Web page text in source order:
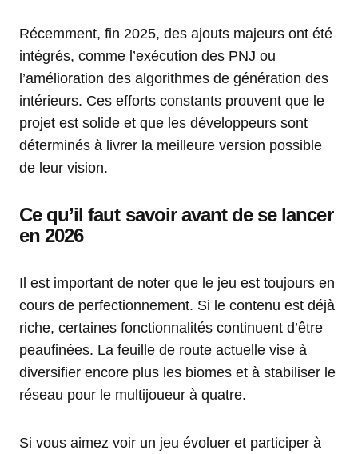
Récemment, fin 2025, des ajouts majeurs ont été
intégrés, comme l’exécution des PNJ ou
l’amélioration des algorithmes de génération des
intérieurs. Ces efforts constants prouvent que le
projet est solide et que les développeurs sont
déterminés à livrer la meilleure version possible
de leur vision.
Ce qu’il faut savoir avant de se lancer
en 2026
Il est important de noter que le jeu est toujours en
cours de perfectionnement. Si le contenu est déjà
riche, certaines fonctionnalités continuent d’être
peaufinées. La feuille de route actuelle vise à
diversifier encore plus les biomes et à stabiliser le
réseau pour le multijoueur à quatre.
Si vous aimez voir un jeu évoluer et participer à